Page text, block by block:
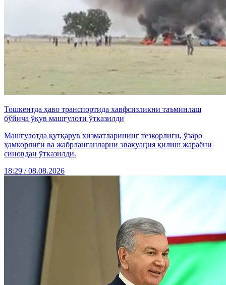
Тошкентда ҳаво транспортида хавфсизликни таъминлаш
бўйича ўқув машғулоти ўтказилди
Машғулотда қутқарув хизматларининг тезкорлиги, ўзаро
ҳамкорлиги ва жабрланганларни эвакуация қилиш жараёни
синовдан ўтказилди.
18:29 / 08.08.2026